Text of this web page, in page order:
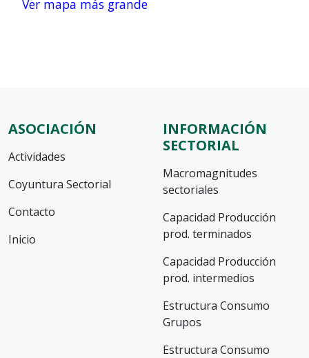
Ver mapa más grande
ASOCIACIÓN
Actividades
Coyuntura Sectorial
Contacto
Inicio
INFORMACIÓN
SECTORIAL
Macromagnitudes
sectoriales
Capacidad Producción
prod. terminados
Capacidad Producción
prod. intermedios
Estructura Consumo
Grupos
Estructura Consumo